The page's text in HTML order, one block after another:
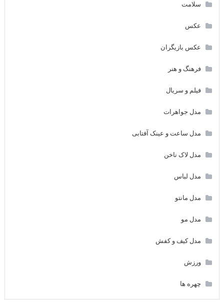
سلامت
عکس
عکس بازیگران
فرهنگ و هنر
فیلم و سریال
مدل جواهرات
مدل ساعت و عینک آفتابی
مدل لاک ناخن
مدل لباس
مدل مانتو
مدل مو
مدل کیف و کفش
ورزش
چهره ها